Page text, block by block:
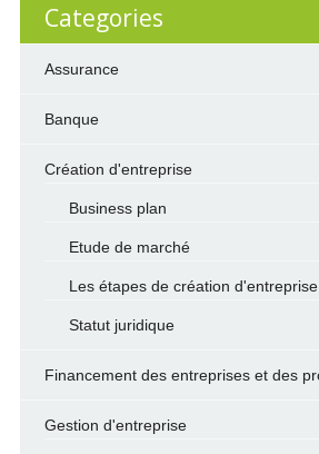
Categories
Assurance
Banque
Création d'entreprise
Business plan
Etude de marché
Les étapes de création d'entreprise
Statut juridique
Financement des entreprises et des
Gestion d'entreprise